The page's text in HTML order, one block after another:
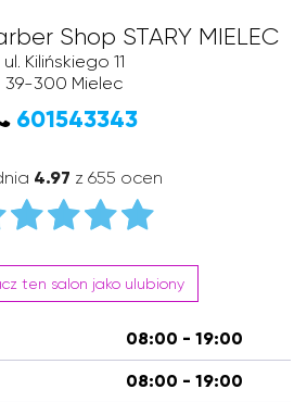
Shop STARY MIELEC
ul. Kilińskiego 11
39-300 Mielec
601543343
4.97 z 655 ocen
ten salon jako ulubiony
08:00 - 19:00
08:00 - 19:00